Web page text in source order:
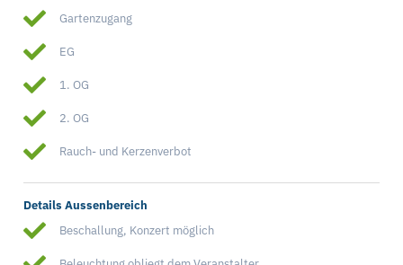
Gartenzugang
EG
1. OG
2. OG
Rauch- und Kerzenverbot
Details Aussenbereich
Beschallung, Konzert möglich